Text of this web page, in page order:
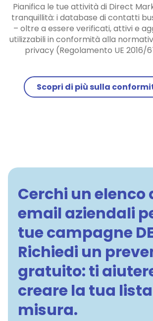
Pianifica le tue attività di Direct
tranquillità: i database di contatti
– oltre a essere verificati, attivi e
utilizzabili in conformità alla
privacy (Regolamento UE 2016/
Scopri di più sulla
Cerchi un elenco
email aziendali
tue campagne
Richiedi un
gratuito: ti
creare la tua
misura.